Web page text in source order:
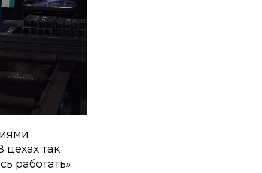
цехах так
работать».